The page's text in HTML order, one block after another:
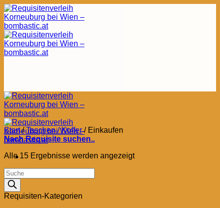
Zum
Inhalt
springen
Start / Taschen / Koffer /Einkaufen
Nach Requisite suchen..
Alle 15 Ergebnisse werden angezeigtNach
Products
search
Requisiten-Kategorien